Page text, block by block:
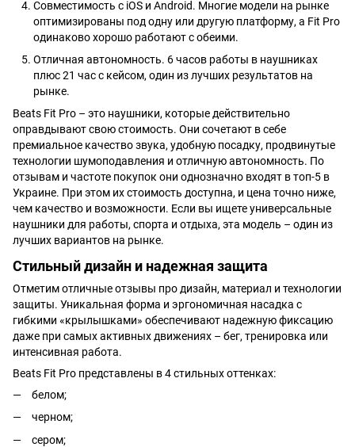
Совместимость с iOS и Android. Многие модели на рынке
оптимизированы под одну или другую платформу, а Fit Pro
одинаково хорошо работают с обеими.
Отличная автономность. 6 часов работы в наушниках
плюс 21 час с кейсом, один из лучших результатов на
рынке.
Beats Fit Pro – это наушники, которые действительно
оправдывают свою стоимость. Они сочетают в себе
премиальное качество звука, удобную посадку, продвинутые
технологии шумоподавления и отличную автономность. По
отзывам и частоте покупок они однозначно входят в топ-5 в
Украине. При этом их стоимость доступна, и цена точно ниже,
чем качество и возможности. Если вы ищете универсальные
наушники для работы, спорта и отдыха, эта модель – один из
лучших вариантов на рынке.
Стильный дизайн и надежная защита
Отметим отличные отзывы про дизайн, материал и технологии
защиты. Уникальная форма и эргономичная насадка с
гибкими «крылышками» обеспечивают надежную фиксацию
даже при самых активных движениях – бег, тренировка или
интенсивная работа.
Beats Fit Pro представлены в 4 стильных оттенках:
белом;
черном;
сером;